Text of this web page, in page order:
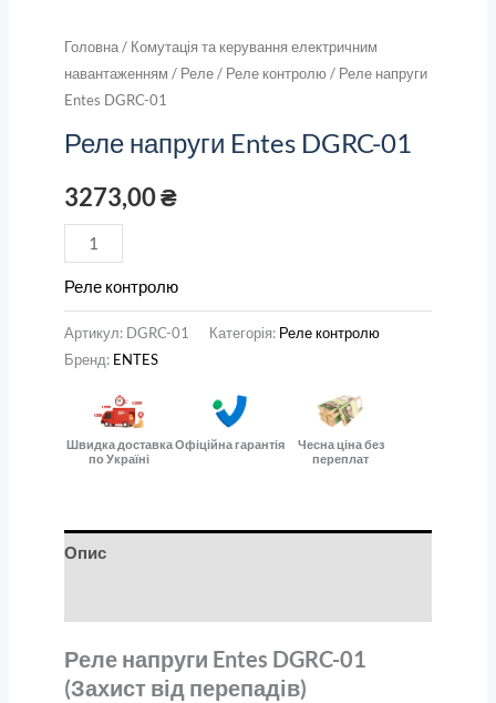
Головна/ Комутація та керування електричним
навантаженням / Реле/ Реле контролю/ Реле напруги
Entes DGRC-01
Реле напруги Entes DGRC-01
3273,00₴
Реле контролю
Артикул: DGRC-01 Категорія: Реле контролю
Бренд: ENTES
Швидка доставка
по Україні
Офіційна гарантія
Чесна ціна без
переплат
Опис
Реле напруги Entes DGRC-01
(Захист від перепадів)